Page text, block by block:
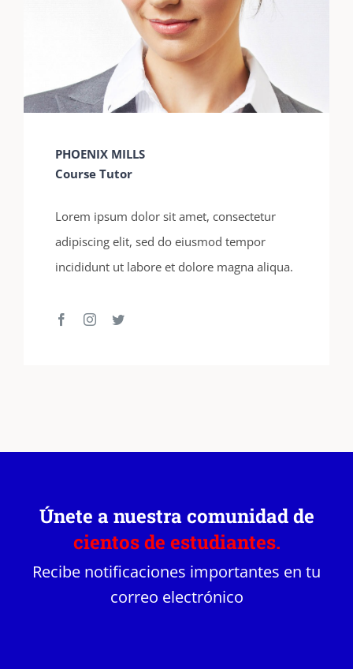
PHOENIX MILLS
Course Tutor
Lorem ipsum dolor sit amet, consectetur
adipiscing elit, sed do eiusmod tempor
incididunt ut labore et dolore magna aliqua.
Únete a nuestra comunidad de
cientos de estudiantes.
Recibe notificaciones importantes en tu
correo electrónico